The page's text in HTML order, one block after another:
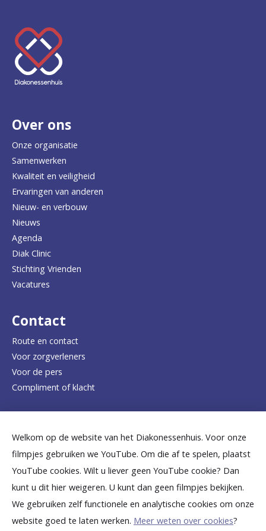
Welkom op de website van het Diakonessenhuis. Voor onze
filmpjes gebruiken we YouTube. Om die af te spelen, plaatst
YouTube cookies. Wilt u liever geen YouTube cookie? Dan
kunt u dit hier weigeren. U kunt dan geen filmpjes bekijken.
We gebruiken zelf functionele en analytische cookies om onze
website goed te laten werken. Meer weten over cookies?
K
e
e
t
e
r
u
g
n
a
a
d
e
h
o
p
a
g
e
Over ons
Onze organisatie
Samenwerken
Kwaliteit en veiligheid
Ervaringen van anderen
Nieuw- en verbouw
Nieuws
Agenda
Diak Clinic
Stichting Vrienden
Vacatures
Contact
Route en contact
Voor zorgverleners
Voor de pers
Compliment of klacht
Dicht bij jou
B
e
k
B
e
k
B
e
k
B
e
k
B
e
k